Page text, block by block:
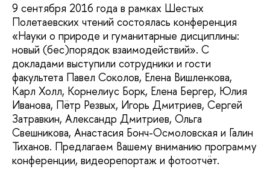
9 сентября 2016 года в рамках Шестых
Полетаевских чтений состоялась конференция
«Науки о природе и гуманитарные дисциплины:
новый (бес)порядок взаимодействий». С
докладами выступили сотрудники и гости
факультета Павел Соколов, Елена Вишленкова,
Карл Холл, Корнелиус Борк, Елена Бергер, Юлия
Иванова, Пётр Резвых, Игорь Дмитриев, Сергей
Затравкин, Александр Дмитриев, Ольга
Свешникова, Анастасия Бонч-Осмоловская и Галин
Тиханов. Предлагаем Вашему вниманию программу
конференции, видеорепортаж и фотоотчёт.